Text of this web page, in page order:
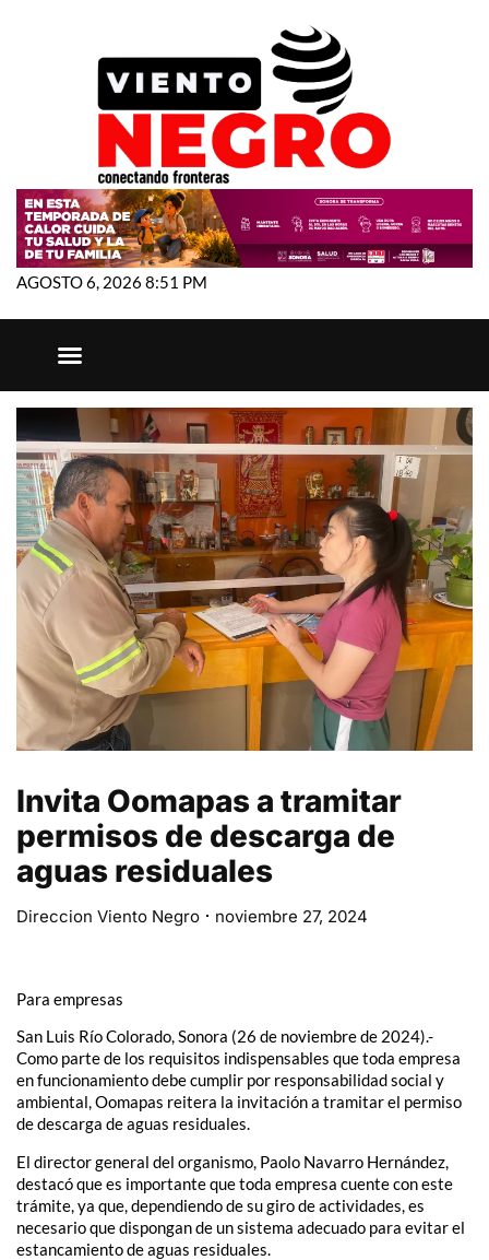
AGOSTO 6, 2026 8:51 PM
Invita Oomapas a tramitar
permisos de descarga de
aguas residuales
Direccion Viento Negro noviembre 27, 2024
Para empresas
San Luis Río Colorado, Sonora (26 de noviembre de 2024).-
Como parte de los requisitos indispensables que toda empresa
en funcionamiento debe cumplir por responsabilidad social y
ambiental, Oomapas reitera la invitación a tramitar el permiso
de descarga de aguas residuales.
El director general del organismo, Paolo Navarro Hernández,
destacó que es importante que toda empresa cuente con este
trámite, ya que, dependiendo de su giro de actividades, es
necesario que dispongan de un sistema adecuado para evitar el
estancamiento de aguas residuales.